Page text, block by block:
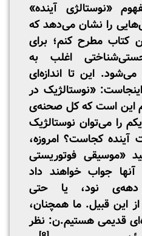
«نوستالژی آینده»
را نشان می‌دهد که
کتاب مطرح کنم؛ برای
اغلب به
این تا اندازه‌ای
«نوستالژیک در
این است که کل صحنه‌ی
را می‌توان نوستالژیک
آینده کجاست؟ امروزه،
«موسیقی فوتوریستی
آنها جواب خواهند داد
دهه‌ی نود، یا حتی
این قبیل. ما همچنان،
قدیمی هستیم.ن: نظر